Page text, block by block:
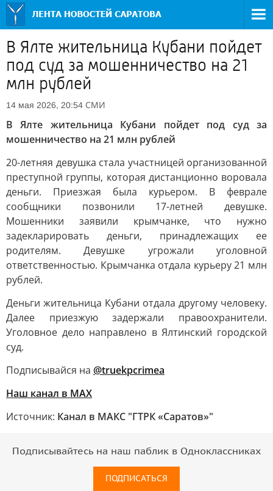
В Ялте жительница Кубани пойдет
под суд за мошенничество на 21
млн рублей
14 мая 2026, 20:54 СМИ
В Ялте жительница Кубани пойдет под суд за
мошенничество на 21 млн рублей
20-летняя девушка стала участницей организованной
преступной группы, которая дистанционно воровала
деньги. Приезжая была курьером. В феврале
сообщники позвонили 17-летней девушке.
Мошенники заявили крымчанке, что нужно
задекларировать деньги, принадлежащих ее
родителям. Девушке угрожали уголовной
ответственностью. Крымчанка отдала курьеру 21 млн
рублей.
Деньги жительница Кубани отдала другому человеку.
Далее приезжую задержали правоохранители.
Уголовное дело направлено в Ялтинский городской
суд.
Подписывайся на @truekpcrimea
Наш канал в MAX
Источник: Канал в МАКС "ГТРК «Саратов»"
Подписывайтесь на наш паблик в Одноклассниках
ПОДПИСАТЬСЯ